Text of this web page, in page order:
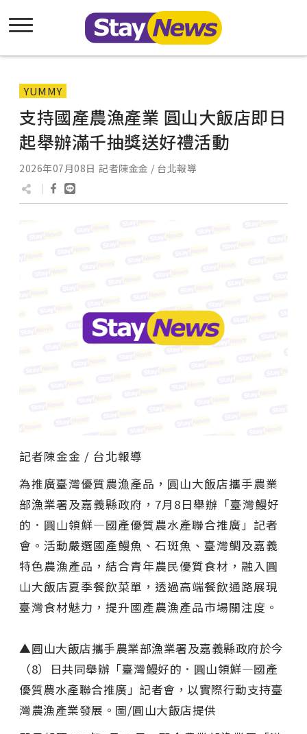
YUMMY
支持國產農漁產業 圓山大飯店即日
起舉辦滿千抽獎送好禮活動
2026年07月08日 記者陳金金 / 台北報導
記者陳金金 / 台北報導
為推廣臺灣優質農漁產品，圓山大飯店攜手農業
部漁業署及嘉義縣政府，7月8日舉辦「臺灣鰻好
的．圓山領鮮—國產優質農水產聯合推廣」記者
會。活動嚴選國產鰻魚、石斑魚、臺灣鯛及嘉義
特色農漁產品，結合青年農民優質食材，融入圓
山大飯店夏季餐飲菜單，透過高端餐飲通路展現
臺灣食材魅力，提升國產農漁產品市場關注度。
▲圓山大飯店攜手農業部漁業署及嘉義縣政府於今
（8）日共同舉辦「臺灣鰻好的．圓山領鮮—國產
優質農水產聯合推廣」記者會，以實際行動支持臺
灣農漁產業發展。圖/圓山大飯店提供